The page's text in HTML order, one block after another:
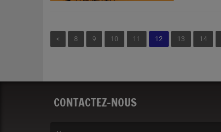
< 8 9 10 11 12 13 14
CONTACTEZ-NOUS